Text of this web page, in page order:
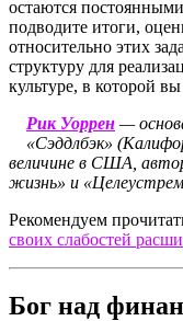
остаются
подводите итоги,
относительно этих
структуру для
культуре, в которой
Рик Уоррен —
«Сэддлбэк»
величине в США,
жизнь» и
Рекомендуем
своих слабостей
Бог над